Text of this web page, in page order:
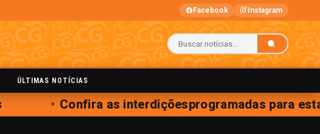
Facebook Instagram
ÚLTIMAS NOTÍCIAS
Confira as interdiçõesprogramadas para